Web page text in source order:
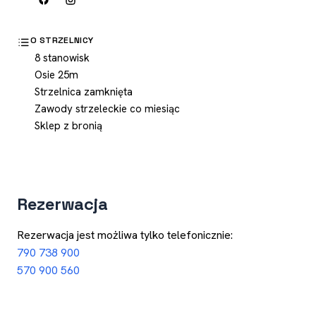
O STRZELNICY
8 stanowisk
Osie 25m
Strzelnica zamknięta
Zawody strzeleckie co miesiąc
Sklep z bronią
Rezerwacja
Rezerwacja jest możliwa tylko telefonicznie:
790 738 900
570 900 560